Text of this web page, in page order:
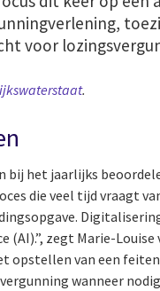
voor
.
het jaarlijks
die veel tijd vraagt
zegt Marie-
opstellen van een
wanneer